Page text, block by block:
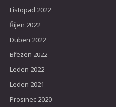
Listopad 2022
Říjen 2022
Duben 2022
Březen 2022
Leden 2022
Leden 2021
Prosinec 2020